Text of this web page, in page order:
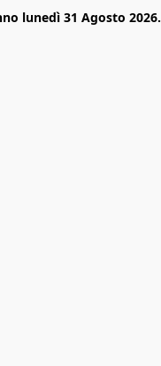
lunedì 31 Agosto 2026.